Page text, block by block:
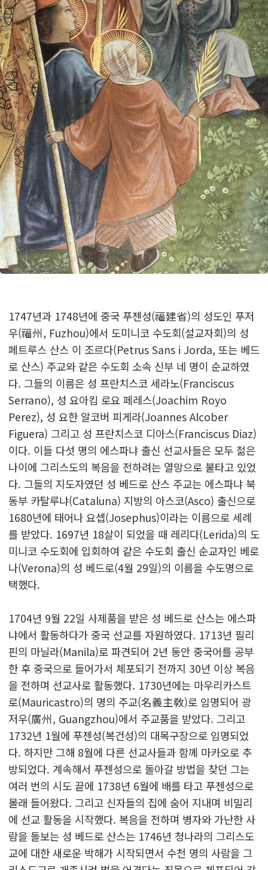
1747년과 1748년에 중국 푸젠성(福建省)의 성도인 푸저
우(福州, Fuzhou)에서 도미니코 수도회(설교자회)의 성
페트루스 산스 이 조르다(Petrus Sans i Jorda, 또는 베드
로 산스) 주교와 같은 수도회 소속 신부 네 명이 순교하였
다. 그들의 이름은 성 프란치스코 세라노(Franciscus
Serrano), 성 요아킴 로요 페레스(Joachim Royo
Perez), 성 요한 알코버 피게라(Joannes Alcober
Figuera) 그리고 성 프란치스코 디아스(Franciscus Diaz)
이다. 이들 다섯 명의 에스파냐 출신 선교사들은 모두 젊은
나이에 그리스도의 복음을 전하려는 열망으로 불타고 있었
다. 그들의 지도자였던 성 베드로 산스 주교는 에스파냐 북
동부 카탈루냐(Cataluna) 지방의 아스코(Asco) 출신으로
1680년에 태어나 요셉(Josephus)이라는 이름으로 세례
를 받았다. 1697년 18살이 되었을 때 레리다(Lerida)의 도
미니코 수도회에 입회하여 같은 수도회 출신 순교자인 베로
나(Verona)의 성 베드로(4월 29일)의 이름을 수도명으로
택했다.
1704년 9월 22일 사제품을 받은 성 베드로 산스는 에스파
냐에서 활동하다가 중국 선교를 자원하였다. 1713년 필리
핀의 마닐라(Manila)로 파견되어 2년 동안 중국어를 공부
한 후 중국으로 들어가서 체포되기 전까지 30년 이상 복음
을 전하며 선교사로 활동했다. 1730년에는 마우리카스트
로(Mauricastro)의 명의 주교(名義主敎)로 임명되어 광
저우(廣州, Guangzhou)에서 주교품을 받았다. 그리고
1732년 1월에 푸젠성(복건성)의 대목구장으로 임명되었
다. 하지만 그해 8월에 다른 선교사들과 함께 마카오로 추
방되었다. 계속해서 푸젠성으로 돌아갈 방법을 찾던 그는
여러 번의 시도 끝에 1738년 6월에 배를 타고 푸젠성으로
몰래 들어왔다. 그리고 신자들의 집에 숨어 지내며 비밀리
에 선교 활동을 시작했다. 복음을 전하며 병자와 가난한 사
람을 돌보는 성 베드로 산스는 1746년 청나라의 그리스도
교에 대한 새로운 박해가 시작되면서 수천 명의 사람을 그